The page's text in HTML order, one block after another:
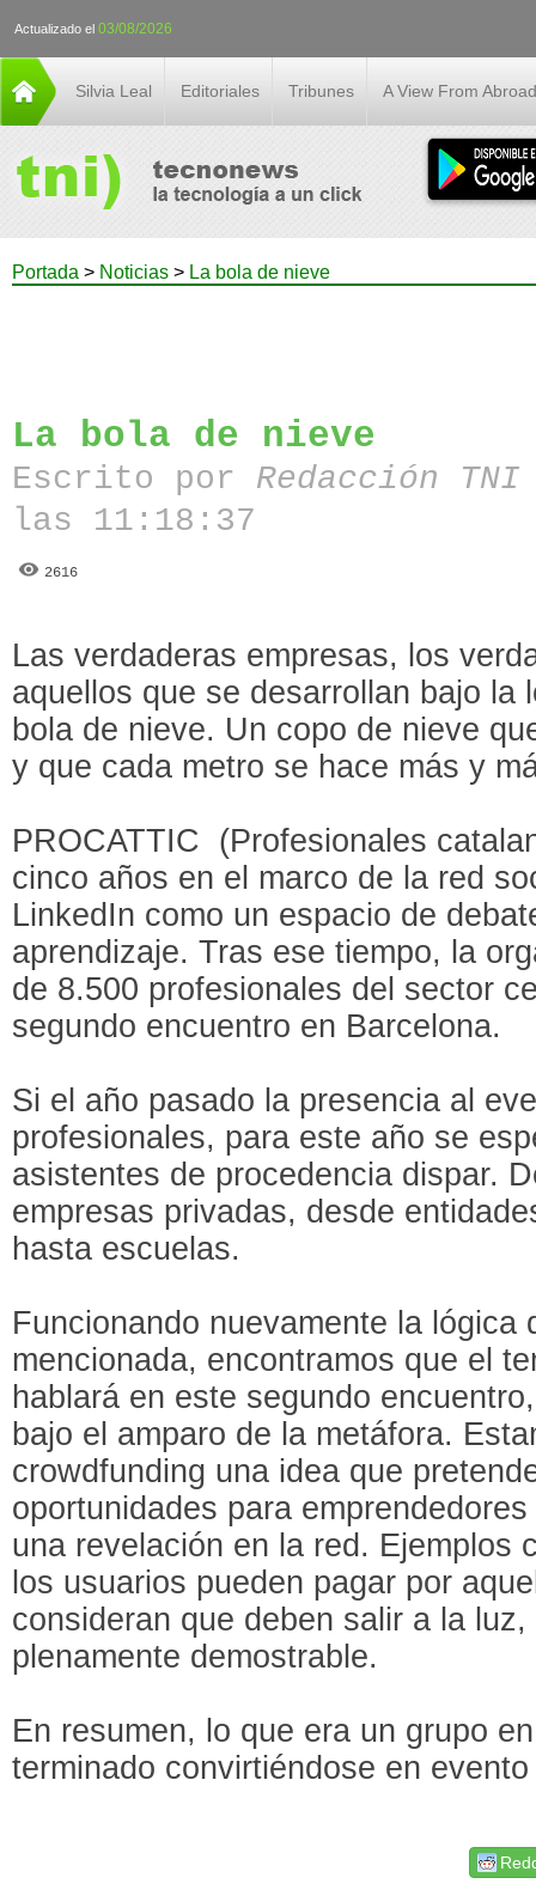
Actualizado el 03/08/2026
Silvia Leal Editoriales Tribunes A View From Abroad
Portada > Noticias > La bola de nieve
La bola de nieve
Escrito por Redacción
las 11:18:37
2616
Las verdaderas empresas, los
aquellos que se desarrollan bajo la
bola de nieve. Un copo de nieve
y que cada metro se hace más y
PROCATTIC (Profesionales
cinco años en el marco de la red
LinkedIn como un espacio de
aprendizaje. Tras ese tiempo, la
de 8.500 profesionales del sector
segundo encuentro en Barcelona.
Si el año pasado la presencia al
profesionales, para este año se
asistentes de procedencia dispar.
empresas privadas, desde
hasta escuelas.
Funcionando nuevamente la lógica
mencionada, encontramos que el
hablará en este segundo
bajo el amparo de la metáfora.
crowdfunding una idea que
oportunidades para
una revelación en la red. Ejemplos
los usuarios pueden pagar por
consideran que deben salir a la
plenamente demostrable.
En resumen, lo que era un grupo
terminado convirtiéndose en